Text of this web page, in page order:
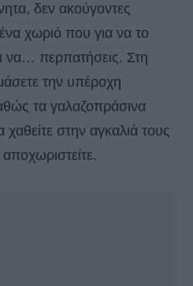
δεν ακούγοντες
ένα χωριό που για να το
να… περπατήσεις. Στη
την υπέροχη
τα γαλαζοπράσινα
στην αγκαλιά τους